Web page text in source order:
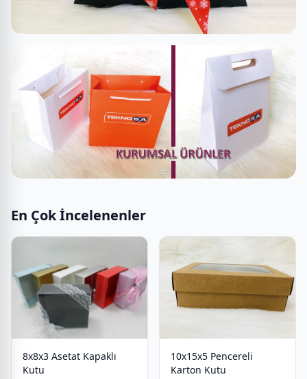
En Çok İncelenenler
8x8x3 Asetat Kapaklı
Kutu
10x15x5 Pencereli
Karton Kutu